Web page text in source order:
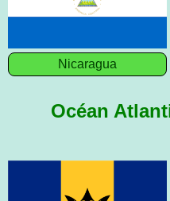
Nicaragua
Océan